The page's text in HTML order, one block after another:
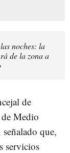
noches: la
de la zona a
de
Medio
que,
servicios